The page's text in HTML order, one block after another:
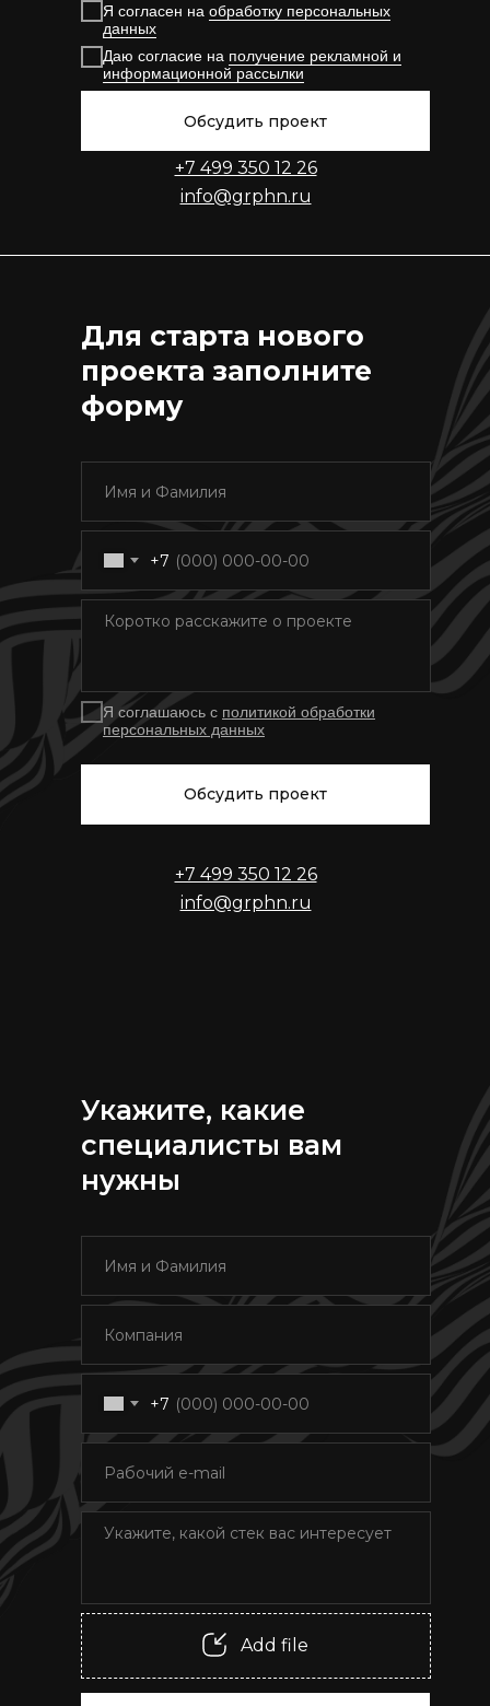
info@grphn.ru
+7 499 350 12 26
Я согласен на обработку персональных
данных
Даю согласие на получение рекламной и
информационной рассылки
Обсудить проект
info@grphn.ru
+7 499 350 12 26
+7
Я соглашаюсь с политикой обработки
персональных данных
Обсудить проект
Для старта нового
проекта заполните
форму
+7
Add file
Укажите, какие
специалисты вам
нужны